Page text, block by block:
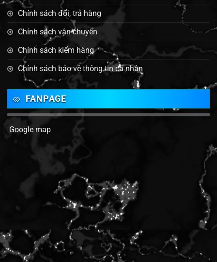
Chính sách đổi, trả hàng
Chính sách vận chuyển
Chính sách kiểm hàng
Chính sách bảo vệ thông tin cá nhân
FANPAGE
Google map